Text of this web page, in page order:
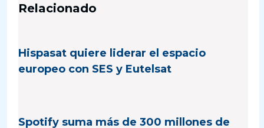
Relacionado
Hispasat quiere liderar el espacio
europeo con SES y Eutelsat
Spotify suma más de 300 millones de